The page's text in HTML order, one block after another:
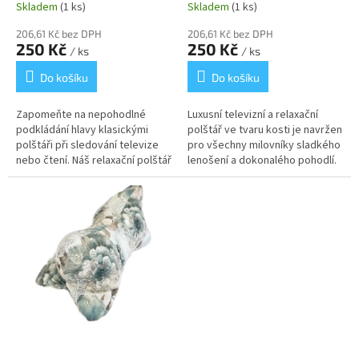
Skladem (1 ks)
206,61 Kč bez DPH
250 Kč / ks
Do košíku
Zapomeňte na nepohodlné
podkládání hlavy klasickými
polštáři při sledování televize
nebo čtení. Náš relaxační polštář
ve tvaru „kosti“ s něžným
motivem bílých růží na jemném...
Skladem (1 ks)
206,61 Kč bez DPH
250 Kč / ks
Do košíku
Luxusní televizní a relaxační
polštář ve tvaru kosti je navržen
pro všechny milovníky sladkého
lenošení a dokonalého pohodlí.
Hravý motiv pestrobarevných